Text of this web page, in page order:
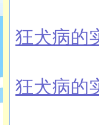
狂犬病的
狂犬病的